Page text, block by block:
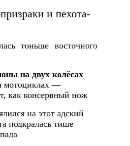
и пехота-
тоньше восточного
на двух колёсах—
мотоциклах —
как консервный нож
на этот адский
подкралась тише